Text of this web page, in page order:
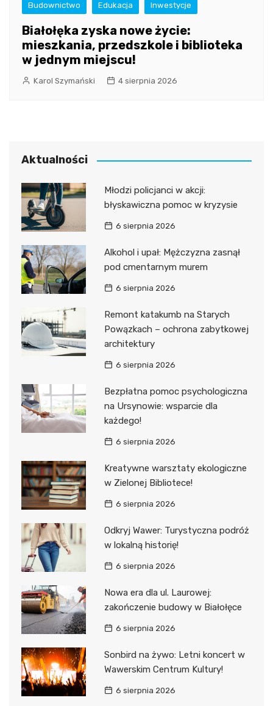
Budownictwo Edukacja Inwestycje
Białołęka zyska nowe życie:
mieszkania, przedszkole i biblioteka
w jednym miejscu!
Karol Szymański 4 sierpnia 2026
Aktualności
Młodzi policjanci w akcji:
błyskawiczna pomoc w kryzysie
6 sierpnia 2026
Alkohol i upał: Mężczyzna zasnął
pod cmentarnym murem
6 sierpnia 2026
Remont katakumb na Starych
Powązkach – ochrona zabytkowej
architektury
6 sierpnia 2026
Bezpłatna pomoc psychologiczna
na Ursynowie: wsparcie dla
każdego!
6 sierpnia 2026
Kreatywne warsztaty ekologiczne
w Zielonej Bibliotece!
6 sierpnia 2026
Odkryj Wawer: Turystyczna podróż
w lokalną historię!
6 sierpnia 2026
Nowa era dla ul. Laurowej:
zakończenie budowy w Białołęce
6 sierpnia 2026
Sonbird na żywo: Letni koncert w
Wawerskim Centrum Kultury!
6 sierpnia 2026